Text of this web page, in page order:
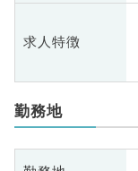
求人特徴
勤務地